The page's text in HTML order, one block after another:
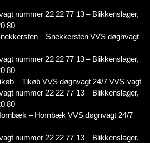
nummer 22 22 77 13 – Blikkenslager,
80
– Snekkersten VVS døgnvagt
nummer 22 22 77 13 – Blikkenslager,
80
– Tikøb VVS døgnvagt 24/7 VVS-vagt
nummer 22 22 77 13 – Blikkenslager,
80
– Hornbæk VVS døgnvagt 24/7
nummer 22 22 77 13 – Blikkenslager,